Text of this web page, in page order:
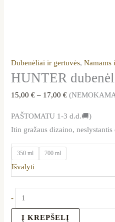
Dubenėliai ir gertuvės,Namams
HUNTER
15,00€ – 17,00€
PAŠTOMATU 1-3 d.d.🚚)
Itin gražaus dizaino, neslystantis
350 ml 700 ml
Išvalyti
-
Į KREPŠELĮ